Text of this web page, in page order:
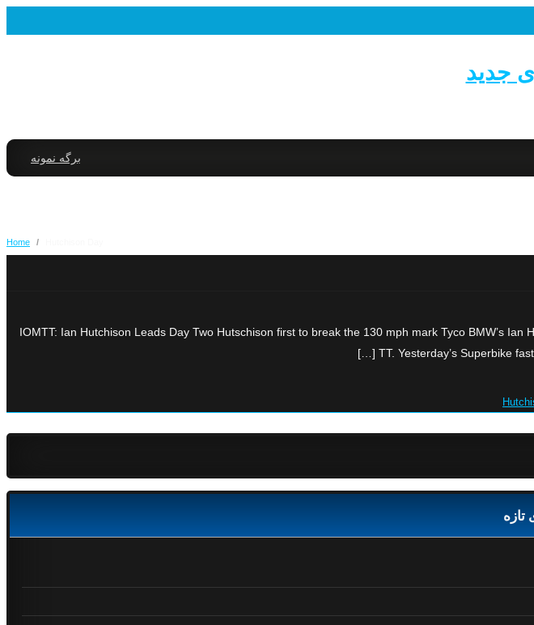
جدید
برگه نمونه
Home /
IOMTT: Ian Hutchison Leads Day Two Hutschison first to break the 130 mph mark Tyco BMW’s
TT. Yesterday’s Superbike
تازه